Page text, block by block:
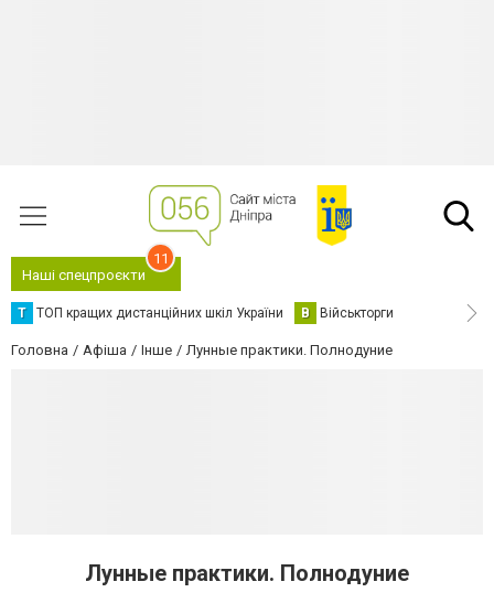
Наші спецпроєкти
11
Т ТОП кращих дистанційних шкіл України В Військторги
Головна Афіша Інше Лунные практики. Полнодуние
Лунные практики. Полнодуние